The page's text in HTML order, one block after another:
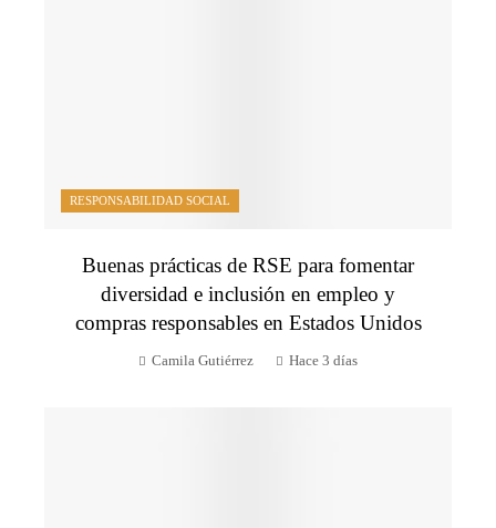
RESPONSABILIDAD SOCIAL
Buenas prácticas de RSE para fomentar
diversidad e inclusión en empleo y
compras responsables en Estados Unidos
Camila Gutiérrez Hace 3 días